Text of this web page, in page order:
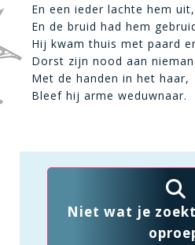
En een ieder lachte hem uit,
En de bruid had hem
Hij kwam thuis met paard
Dorst zijn nood aan
Met de handen in het haar,
Bleef hij arme weduwnaar.
Niet wat je